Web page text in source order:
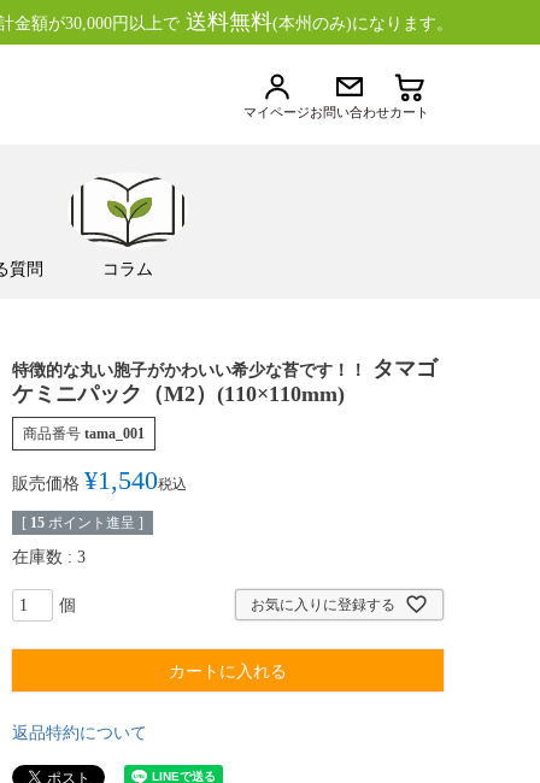
金額が30,000円以上で 送料無料(本州のみ)になります。
マイページお問い合わせカート
質問 コラム
特徴的な丸い胞子がかわいい希少な苔です！！
タマゴ
ケミニパック（M2）(110×110mm)
商品番号 tama_001
販売価格 ¥1,540税込
[ 15 ポイント進呈 ]
在庫数 3
お気に入りに登録する
カートに入れる
返品特約について